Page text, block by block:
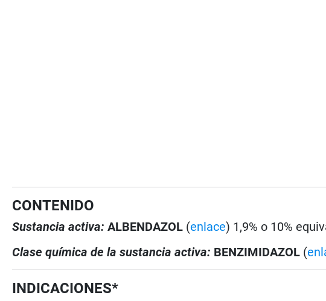
CONTENIDO
Sustancia activa: ALBENDAZOL (enlace) 1,9% o 10%
Clase química de la sustancia activa: BENZIMIDAZOL (
INDICACIONES*